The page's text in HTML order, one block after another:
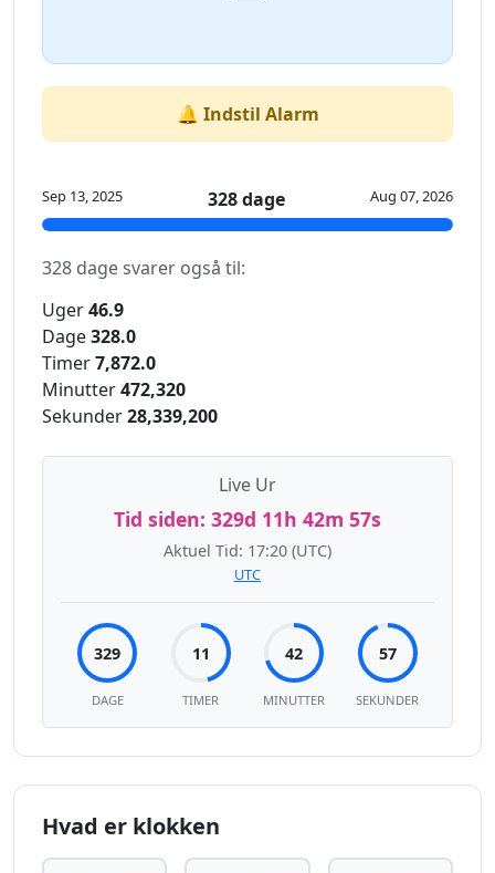
🔔 Indstil Alarm
Sep 13, 2025 328 dage Aug 07, 2026
328 dage svarer også til:
Uger46.9
Dage328.0
Timer7,872.0
Minutter472,320
Sekunder28,339,200
Live Ur
Tid siden: 329d 11h 42m 57s
Aktuel Tid: 17:20 (UTC)
UTC
329
DAGE
11
TIMER
42
MINUTTER
57
SEKUNDER
Hvad er klokken